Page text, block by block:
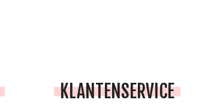
KLANTENSERVICE